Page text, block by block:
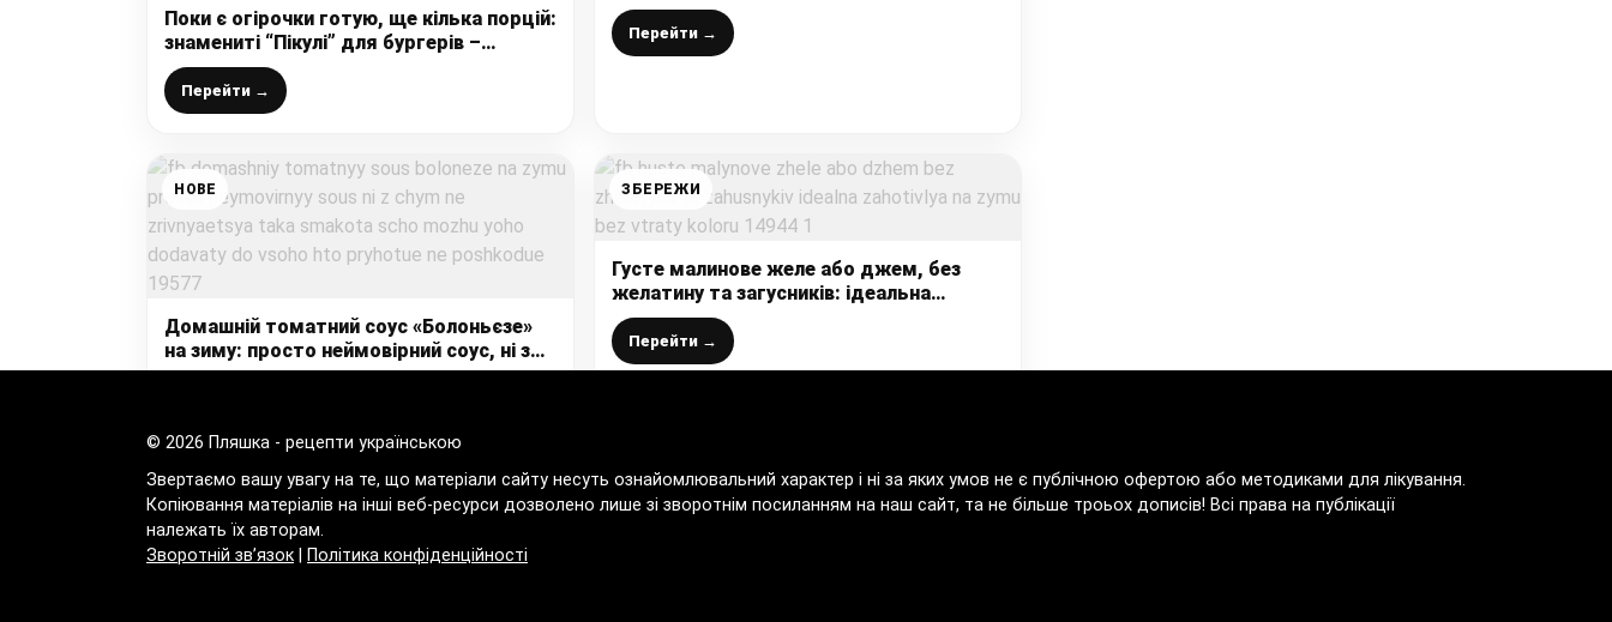
Поки є огірочки готую, ще кілька порцій:
знамениті “Пікулі” для бургерів –
відмінно підходять до шашликів,
котлет, сосисок і бутербродів
Перейти →
дуже, дуже рекомендую цей рецепт
Перейти →
НОВЕ
Домашній томатний соус «Болоньєзе»
на зиму: просто неймовірний соус, ні з
чим не зрівняється, така смакота, що
ЗБЕРЕЖИ
Густе малинове желе або джем, без
желатину та загусників: ідеальна
заготівля на зиму (без втрати кольору)
Перейти →
© 2026 Пляшка - рецепти українською
Звертаємо вашу увагу на те, що матеріали сайту несуть ознайомлювальний характер і ні за яких умов не є публічною офертою або методиками для лікування.
Копіювання матеріалів на інші веб-ресурси дозволено лише зі зворотнім посиланням на наш сайт, та не більше троьох дописів! Всі права на публікації
належать їх авторам.
Зворотній зв’язок
Політика конфіденційності